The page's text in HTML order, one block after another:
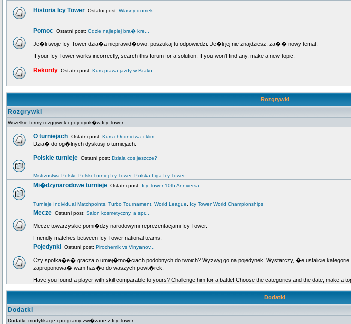
Historia Icy Tower Ostatni post: Własny domek
Pomoc Ostatni post: Gdzie najlepiej bra� kre...
Je�li twoje Icy Tower dzia�a nieprawid�owo, poszukaj tu odpowiedzi. Je�li jej nie znajdziesz, za�� nowy temat.
If your Icy Tower works incorrectly, search this forum for a solution. If you won't find any, make a new topic.
Rekordy Ostatni post: Kurs prawa jazdy w Krako...
Rozgrywki
Rozgrywki
Wszelkie formy rozgrywek i pojedynk�w Icy Tower
O turniejach Ostatni post: Kurs chłodnictwa i klim...
Dzia� do og�lnych dyskusji o turniejach.
Polskie turnieje Ostatni post: Dziala cos jeszcze?
Mistrzostwa Polski Polski Turniej Icy Tower, Polska Liga Icy Tower
Mi�dzynarodowe turnieje Ostatni post: Icy Tower 10th Anniversa...
Turnieje Individual Matchpoints Turbo Tournament World League Icy Tower World Championships
Mecze Ostatni post: Salon kosmetyczny, a spr...
Mecze towarzyskie pomi�dzy narodowymi reprezentacjami Icy Tower.
Friendly matches between Icy Tower national teams.
Pojedynki Ostatni post: Pirochemik vs Vinyanov...
Czy spotka�e� gracza o umiej�tno�ciach podobnych do twoich? Wyzwyj go na pojedynek! Wystarczy, �e ustalicie
zaproponowa� wam has�o do waszych powt�rek.
Have you found a player with skill comparable to yours? Challenge him for a battle! Choose the categories and the date, make a
Dodatki
Dodatki
Dodatki, modyfikacje i programy zwi�zane z Icy Tower